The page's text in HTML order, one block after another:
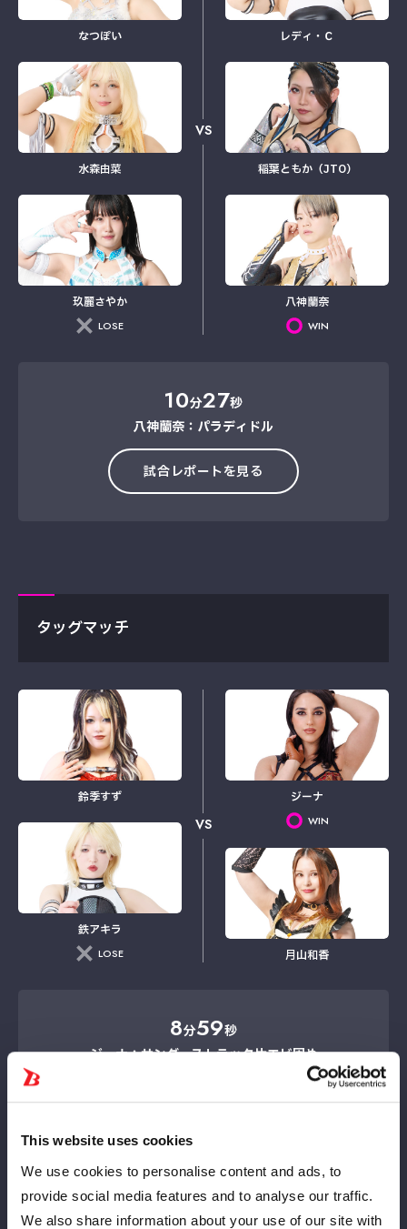
This website uses cookies
We use cookies to personalise content and ads, to
provide social media features and to analyse our traffic.
We also share information about your use of our site with
なつぽい
水森由菜
玖麗さやか
LOSE
VS
レディ・Ｃ
稲葉ともか（JTO）
八神蘭奈
WIN
10分27秒
八神蘭奈：パラディドル
試合レポートを見る
タッグマッチ
鈴季すず
鉄アキラ
LOSE
VS
ジーナ
WIN
月山和香
8分59秒
ジーナ：サンダーストラック→片エビ固め
試合レポートを見る